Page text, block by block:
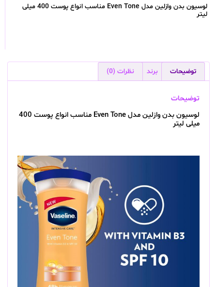
لوسیون بدن وازلین مدل Even Tone مناسب انواع پوست 400 میلی
لیتر
توضیحات برند نظرات (0)
توضیحات
لوسیون بدن وازلین مدل Even Tone مناسب انواع پوست 400
میلی لیتر